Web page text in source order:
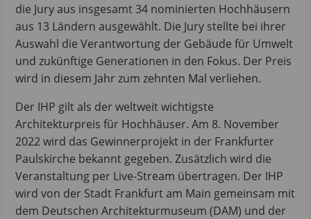
die Jury aus insgesamt 34 nominierten Hochhäusern
aus 13 Ländern ausgewählt. Die Jury stellte bei ihrer
Auswahl die Verantwortung der Gebäude für Umwelt
und zukünftige Generationen in den Fokus. Der Preis
wird in diesem Jahr zum zehnten Mal verliehen.
Der IHP gilt als der weltweit wichtigste
Architekturpreis für Hochhäuser. Am 8. November
2022 wird das Gewinnerprojekt in der Frankfurter
Paulskirche bekannt gegeben. Zusätzlich wird die
Veranstaltung per Live-Stream übertragen. Der IHP
wird von der Stadt Frankfurt am Main gemeinsam mit
dem Deutschen Architekturmuseum (DAM) und der